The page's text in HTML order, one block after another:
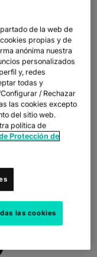
queremos dar el
socios, clientes
el medio ambiente.
netas a corto y largo
en la ciencia
a largo plazo ha sido
SOBRE EL
de la web de
propias y de
anónima nuestra
personalizados
y, redes
todas y
/ Rechazar
las cookies excepto
del sitio web.
política de
Protección de
las cookies